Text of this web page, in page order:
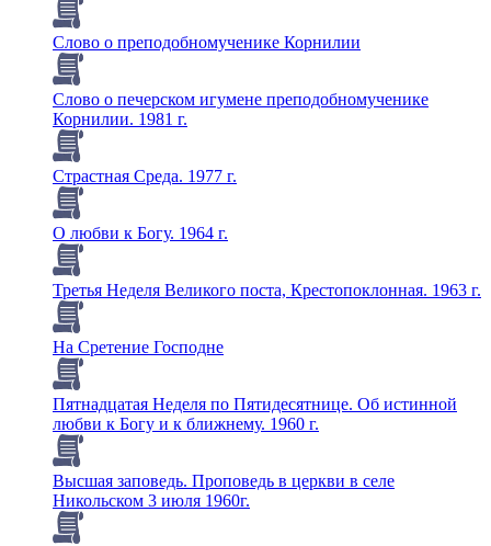
Слово о преподобномученике Корнилии
Слово о печерском игумене преподобномученике
Корнилии. 1981 г.
Страстная Среда. 1977 г.
О любви к Богу. 1964 г.
Третья Неделя Великого поста, Крестопоклонная. 1963 г.
На Сретение Господне
Пятнадцатая Неделя по Пятидесятнице. Об истинной
любви к Богу и к ближнему. 1960 г.
Высшая заповедь. Проповедь в церкви в селе
Никольском 3 июля 1960г.